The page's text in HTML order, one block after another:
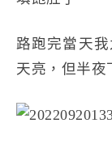
路跑完當天
天亮，但半夜